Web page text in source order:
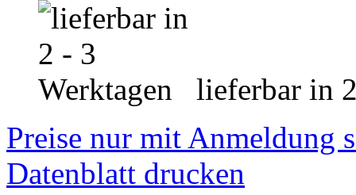
lieferbar in
Preise nur mit Anmeldung
Datenblatt drucken